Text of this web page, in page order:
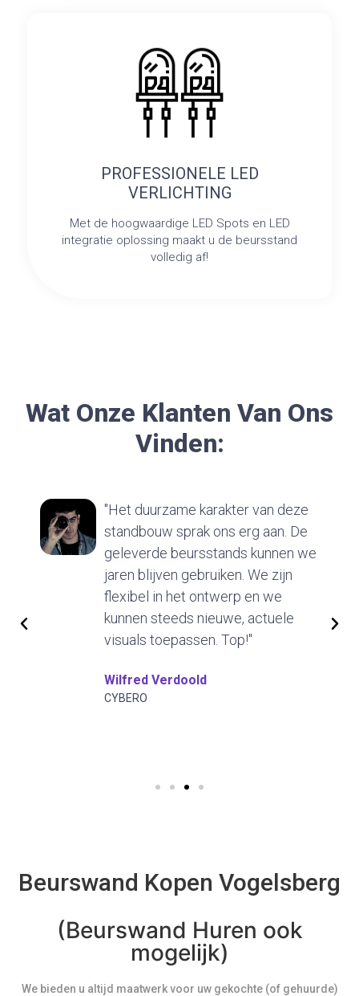
PROFESSIONELE LED
VERLICHTING
Met de hoogwaardige LED Spots en LED
integratie oplossing maakt u de beursstand
volledig af!
Wat Onze Klanten Van Ons
Vinden:
"Het duurzame karakter van deze
standbouw sprak ons erg aan. De
geleverde beursstands kunnen we
jaren blijven gebruiken. We zijn
flexibel in het ontwerp en we
kunnen steeds nieuwe, actuele
visuals toepassen. Top!"
Wilfred Verdoold
CYBERO
Beurswand Kopen Vogelsberg
(Beurswand Huren ook
mogelijk)
We bieden u altijd maatwerk voor uw gekochte (of gehuurde)